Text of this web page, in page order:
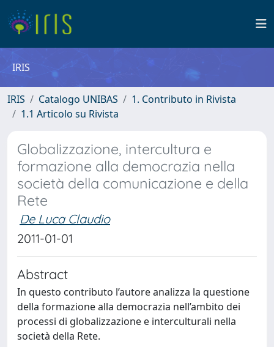
IRIS
IRIS Catalogo UNIBAS
1. Contributo in Rivista
1.1 Articolo su Rivista
Globalizzazione, intercultura e
formazione alla democrazia nella
società della comunicazione e della
Rete
De Luca Claudio
2011-01-01
Abstract
In questo contributo l’autore analizza la questione
della formazione alla democrazia nell’ambito dei
processi di globalizzazione e interculturali nella
società della Rete.